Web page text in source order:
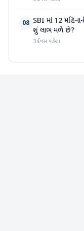
08 SBI માં 12
શું લાભ મળે છે?
3 દિવસ પહેલા